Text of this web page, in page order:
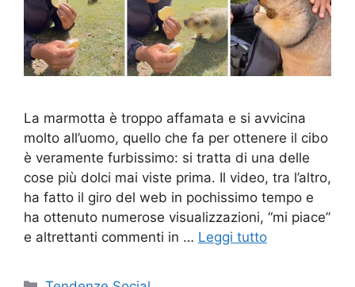
La marmotta è troppo affamata e si avvicina
molto all’uomo, quello che fa per ottenere il cibo
è veramente furbissimo: si tratta di una delle
cose più dolci mai viste prima. Il video, tra l’altro,
ha fatto il giro del web in pochissimo tempo e
ha ottenuto numerose visualizzazioni, “mi piace”
e altrettanti commenti in … Leggi tutto
Categorie